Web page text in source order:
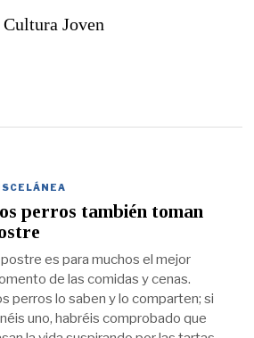
Cultura Joven
perros también toman
postre es para muchos el mejor
de las comidas y cenas.
perros lo saben y lo comparten; si
uno, habréis comprobado que